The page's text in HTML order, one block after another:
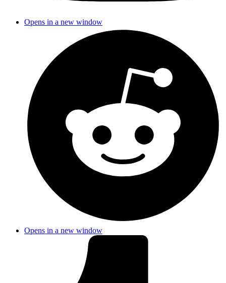
Opens in a new window
Opens in a new window